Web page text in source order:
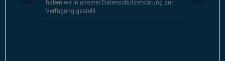
haben wir in unserer Datenschutzerklärung zur
Verfügung gestellt.